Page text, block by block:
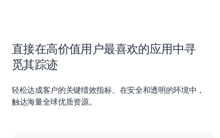
直接在高价值用户最喜欢的应用中寻
觅其踪迹
轻松达成客户的关键绩效指标。在安全和透明的环境中，
触达海量全球优质资源。